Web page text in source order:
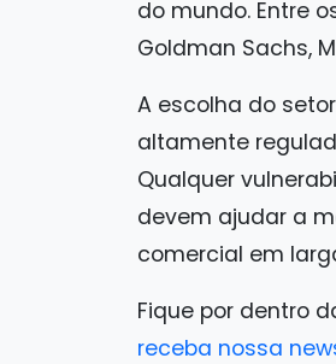
do mundo. Entre
Goldman Sachs,
A escolha do
altamente
Qualquer
devem ajudar a
comercial em
Fique por dentro
receba nossa